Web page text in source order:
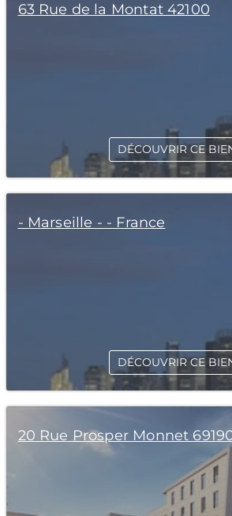
63 Rue de la Montat 42100
DÉCOUVRIR CE
- Marseille - - France
DÉCOUVRIR CE
20 Rue Prosper Monnet